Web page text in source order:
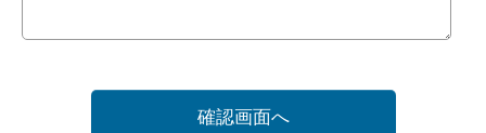
確認画面へ